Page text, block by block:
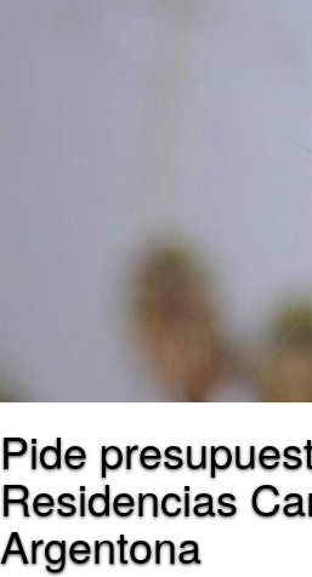
Pide
Residencias
Argentona